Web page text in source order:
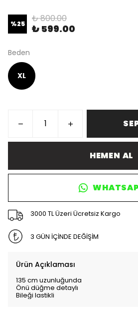
%25 ₺ 800.00
₺ 599.00
Beden
XL
HEMEN AL
3000 TL Üzeri Ücretsiz Kargo
3 GÜN İÇİNDE DEĞİŞİM
Ürün Açıklaması
135 cm uzunluğunda
Önü düğme detaylı
Bileği lastikli